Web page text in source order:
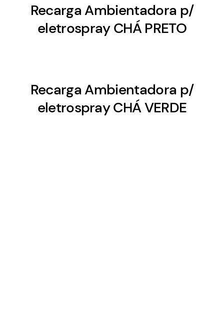
Recarga Ambientadora p/
eletrospray CHÁ PRETO
Recarga Ambientadora p/
eletrospray CHÁ VERDE